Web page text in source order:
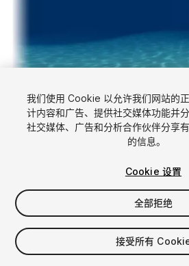
1 /6
$10
我们使用 Cookie 以允许我们网站的
计内容和广告、提供社交媒体功能并
社交媒体、广告和分析合作伙伴分享
的信息。
Cookie 设置
全部拒绝
接受所有